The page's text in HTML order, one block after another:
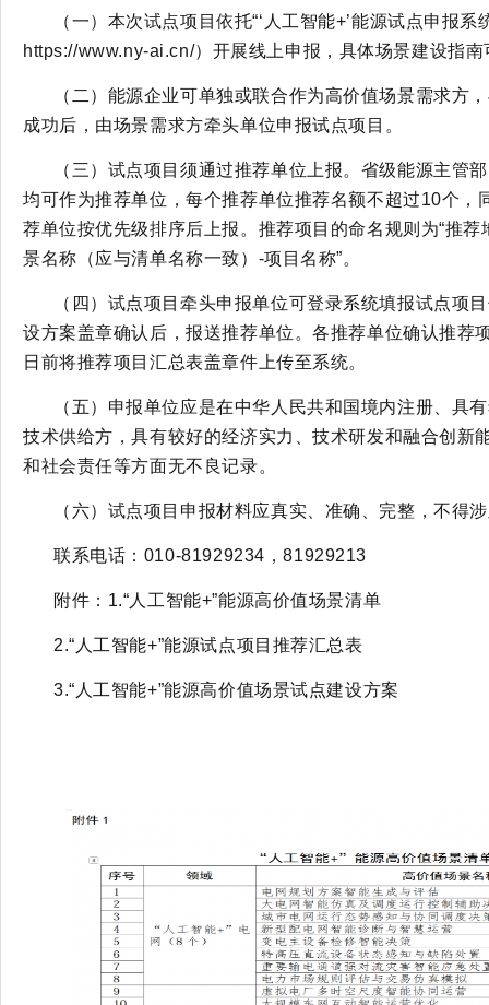
（一）本次试点项目依托“‘人工智能+’能源试点申报
https://www.ny-ai.cn/）开展线上申报，具体场景建设指
（二）能源企业可单独或联合作为高价值场景需求方
成功后，由场景需求方牵头单位申报试点项目。
（三）试点项目须通过推荐单位上报。省级能源主管
均可作为推荐单位，每个推荐单位推荐名额不超过10个，
荐单位按优先级排序后上报。推荐项目的命名规则为“推
景名称（应与清单名称一致）-项目名称”。
（四）试点项目牵头申报单位可登录系统填报试点项
设方案盖章确认后，报送推荐单位。各推荐单位确认推荐
日前将推荐项目汇总表盖章件上传至系统。
（五）申报单位应是在中华人民共和国境内注册、具
技术供给方，具有较好的经济实力、技术研发和融合创新
和社会责任等方面无不良记录。
（六）试点项目申报材料应真实、准确、完整，不得
联系电话：010-81929234，81929213
附件：1.“人工智能+”能源高价值场景清单
2.“人工智能+”能源试点项目推荐汇总表
3.“人工智能+”能源高价值场景试点建设方案